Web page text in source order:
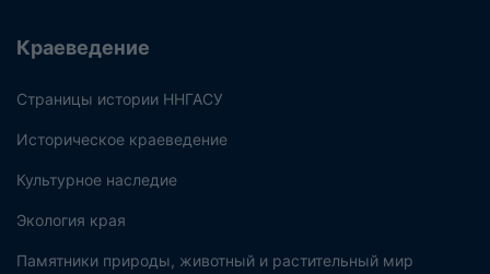
Краеведение
Страницы истории ННГАСУ
Историческое краеведение
Культурное наследие
Экология края
Памятники природы, животный и растительный мир